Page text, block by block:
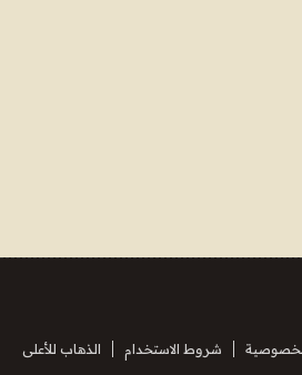
شروط الاستخدام الذهاب للأعلى